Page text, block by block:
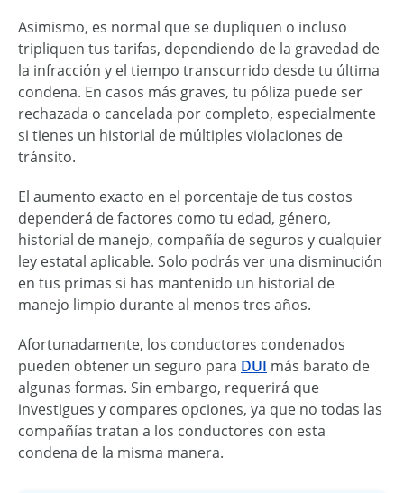
Asimismo, es normal que se dupliquen o incluso
tripliquen tus tarifas, dependiendo de la gravedad de
la infracción y el tiempo transcurrido desde tu última
condena. En casos más graves, tu póliza puede ser
rechazada o cancelada por completo, especialmente
si tienes un historial de múltiples violaciones de
tránsito.
El aumento exacto en el porcentaje de tus costos
dependerá de factores como tu edad, género,
historial de manejo, compañía de seguros y cualquier
ley estatal aplicable. Solo podrás ver una disminución
en tus primas si has mantenido un historial de
manejo limpio durante al menos tres años.
Afortunadamente, los conductores condenados
pueden obtener un seguro para DUI más barato de
algunas formas. Sin embargo, requerirá que
investigues y compares opciones, ya que no todas las
compañías tratan a los conductores con esta
condena de la misma manera.